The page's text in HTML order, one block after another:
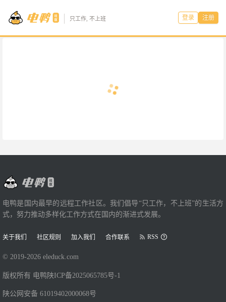
只工作, 不上班 登录 注册
电鸭是国内最早的远程工作社区。我们倡导“只工作，不上班”的生活方
式，努力推动多样化工作方式在国内的渐进式发展。
关于我们 社区规则 加入我们 合作联系 RSS
© 2019-2026 eleduck.com
版权所有 电鸭 陕ICP备2025065785号-1
陕公网安备 61019402000068号